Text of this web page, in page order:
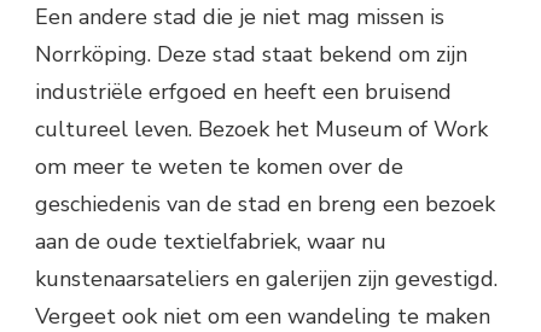
Een andere stad die je niet mag missen is
Norrköping. Deze stad staat bekend om zijn
industriële erfgoed en heeft een bruisend
cultureel leven. Bezoek het Museum of Work
om meer te weten te komen over de
geschiedenis van de stad en breng een bezoek
aan de oude textielfabriek, waar nu
kunstenaarsateliers en galerijen zijn gevestigd.
Vergeet ook niet om een wandeling te maken